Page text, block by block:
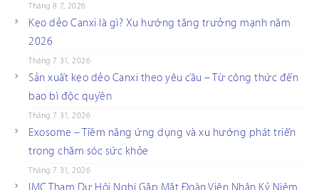
Tháng 8 7, 2026
Kẹo dẻo Canxi là gì? Xu hướng tăng trưởng mạnh năm
2026
Tháng 7 31, 2026
Sản xuất kẹo dẻo Canxi theo yêu cầu – Từ công thức đến
bao bì độc quyền
Tháng 7 31, 2026
Exosome – Tiềm năng ứng dụng và xu hướng phát triển
trong chăm sóc sức khỏe
Tháng 7 31, 2026
IMC Tham Dự Hội Nghị Gặp Mặt Đoàn Viên Nhân Kỷ Niệm